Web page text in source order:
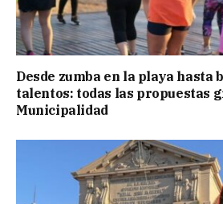
Desde zumba en la playa hasta
talentos: todas las propuestas
Municipalidad